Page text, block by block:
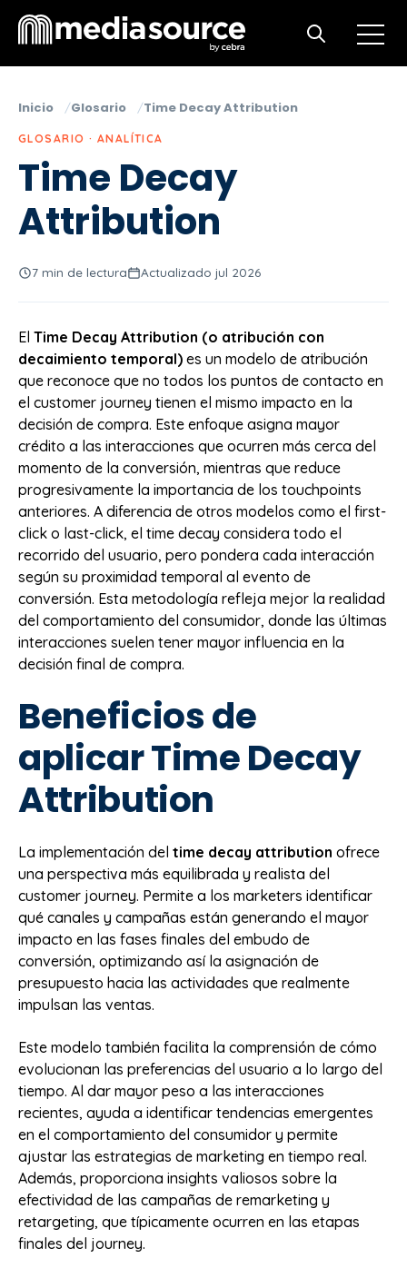
Open
Open search
Inicio Glosario Time Decay Attribution
GLOSARIO · ANALÍTICA
Time Decay
Attribution
7 min de lectura Actualizado jul 2026
El Time Decay Attribution (o atribución con
decaimiento temporal) es un modelo de atribución
que reconoce que no todos los puntos de contacto en
el customer journey tienen el mismo impacto en la
decisión de compra. Este enfoque asigna mayor
crédito a las interacciones que ocurren más cerca del
momento de la conversión, mientras que reduce
progresivamente la importancia de los touchpoints
anteriores. A diferencia de otros modelos como el first-
click o last-click, el time decay considera todo el
recorrido del usuario, pero pondera cada interacción
según su proximidad temporal al evento de
conversión. Esta metodología refleja mejor la realidad
del comportamiento del consumidor, donde las últimas
interacciones suelen tener mayor influencia en la
decisión final de compra.
Beneficios de
aplicar Time Decay
Attribution
La implementación del time decay attribution ofrece
una perspectiva más equilibrada y realista del
customer journey. Permite a los marketers identificar
qué canales y campañas están generando el mayor
impacto en las fases finales del embudo de
conversión, optimizando así la asignación de
presupuesto hacia las actividades que realmente
impulsan las ventas.
Este modelo también facilita la comprensión de cómo
evolucionan las preferencias del usuario a lo largo del
tiempo. Al dar mayor peso a las interacciones
recientes, ayuda a identificar tendencias emergentes
en el comportamiento del consumidor y permite
ajustar las estrategias de marketing en tiempo real.
Además, proporciona insights valiosos sobre la
efectividad de las campañas de remarketing y
retargeting, que típicamente ocurren en las etapas
finales del journey.